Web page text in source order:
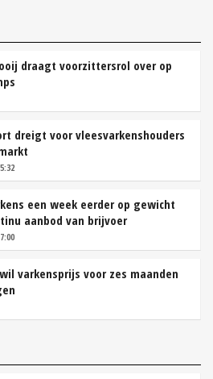
draagt voorzittersrol over op
dreigt voor vleesvarkenshouders
een week eerder op gewicht
aanbod van brijvoer
varkensprijs voor zes maanden